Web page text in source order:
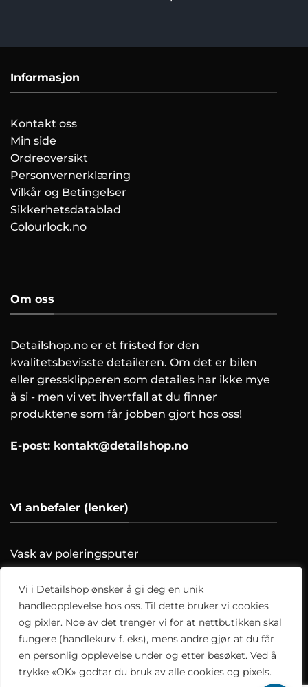
Vi i Detailshop ønsker å gi deg en unik
handleopplevelse hos oss. Til dette bruker vi cookies
og pixler. Noe av det trenger vi for at nettbutikken skal
fungere (handlekurv f. eks), mens andre gjør at du får
en personlig opplevelse under og etter besøket. Ved å
trykke «OK» godtar du bruk av alle cookies og pixels.
Informasjon
Kontakt oss
Min side
Ordreoversikt
Personvernerklæring
Vilkår og Betingelser
Sikkerhetsdatablad
Colourlock.no
Om oss
Detailshop.no er et fristed for den
kvalitetsbevisste detaileren. Om det er bilen
eller gressklipperen som detailes har ikke mye
å si - men vi vet ihvertfall at du finner
produktene som får jobben gjort hos oss!
E-post: kontakt@detailshop.no
Vi anbefaler (lenker)
Vask av poleringsputer
Farging av skinnratt
Vask motoren trygt!
Hvordan clayer du?
Alle artikler